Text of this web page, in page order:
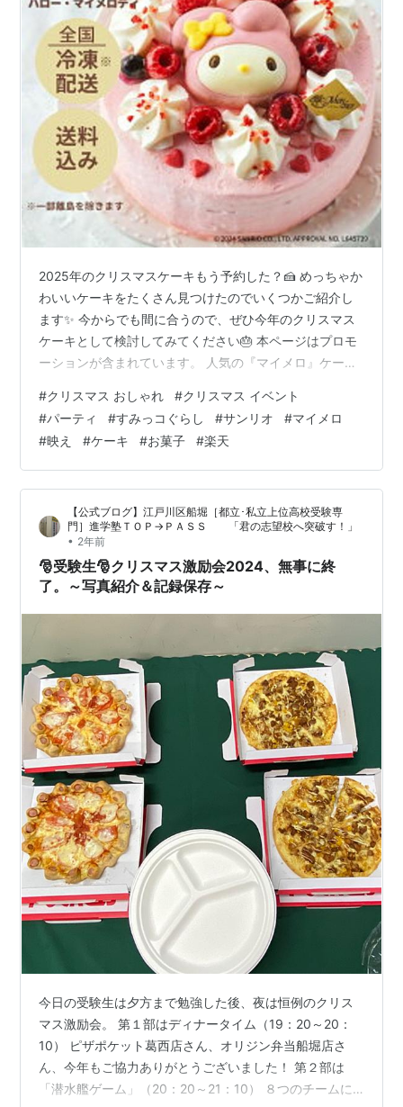
2025年のクリスマスケーキもう予約した？🍰 めっちゃか
わいいケーキをたくさん見つけたのでいくつかご紹介し
ます✨ 今からでも間に合うので、ぜひ今年のクリスマス
ケーキとして検討してみてください🎂 本ページはプロモ
ーションが含まれています。 人気の『マイメロ』ケーキ
存在感があってピンクでかわいいので、盛り上がりそ
う！ 私なら、友達同士のクリスマスパーティーに持って
行きたいです🎄女子会がさらに盛り上がりそう✨ パティ
スリーモンシェール 誕生日 ケーキ バースデーケーキ 5号
阪急百貨店 ギフト 人気 高級 誕生日プレゼント クリスマ
ス マイメロ …
#クリスマス おしゃれ #クリスマス イベント
#パーティ #すみっコぐらし #サンリオ #マイメロ
#映え #ケーキ #お菓子 #楽天
【公式ブログ】江戸川区船堀［都立･私立上位高校受験専
門］進学塾ＴＯＰ→ＰＡＳＳ 「君の志望校へ突破す！」
• 2年前
🎅受験生🎅クリスマス激励会2024、無事に終
了。～写真紹介＆記録保存～
今日の受験生は夕方まで勉強した後、夜は恒例のクリス
マス激励会。 第１部はディナータイム（19：20～20：
10） ピザポケット葛西店さん、オリジン弁当船堀店さ
ん、今年もご協力ありがとうございました！ 第２部は
「潜水艦ゲーム」（20：20～21：10） ８つのチームに